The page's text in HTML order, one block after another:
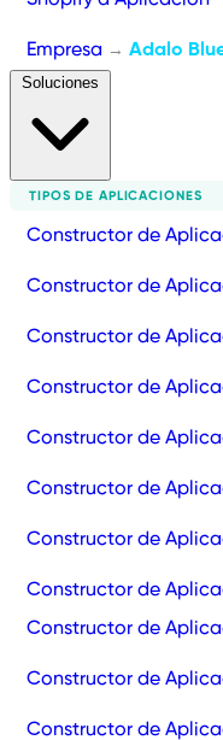
Empresa → Adalo
TIPOS DE APLICACIONES
Constructor de
Constructor de
Constructor de
Constructor de
Constructor de
Constructor de
Constructor de
Constructor de
Constructor de
Constructor de
Constructor de